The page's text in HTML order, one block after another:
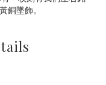
銅墜飾。